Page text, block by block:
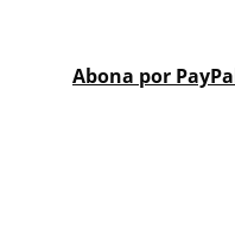
Abona por